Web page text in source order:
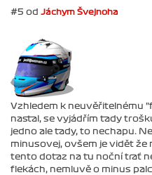
#5 od Jáchym Švejnoha
Vzhledem k neuvěřitelnému
nastal, se vyjádřím tady
jedno ale tady, to nechapu.
minusovej, ovšem je vidět že
tento dotaz na tu noční trať
flekách, nemluvě o minus